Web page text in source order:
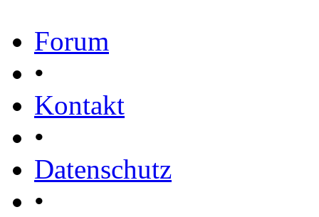
Forum
•
Kontakt
•
Datenschutz
•